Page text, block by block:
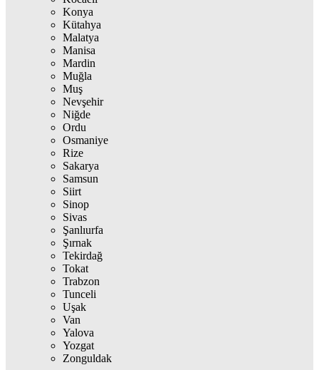
Konya
Kütahya
Malatya
Manisa
Mardin
Muğla
Muş
Nevşehir
Niğde
Ordu
Osmaniye
Rize
Sakarya
Samsun
Siirt
Sinop
Sivas
Şanlıurfa
Şırnak
Tekirdağ
Tokat
Trabzon
Tunceli
Uşak
Van
Yalova
Yozgat
Zonguldak